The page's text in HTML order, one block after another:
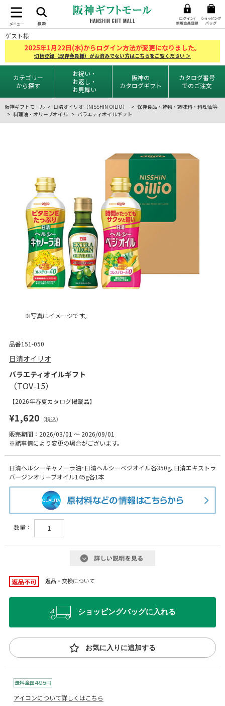
ゲスト様
2025年1月22日(水)からログイン方法が変更になりました。
切替登録（既存会員様）がお済みでない方はこちらをご覧ください ＞
カテゴリー
から探す
お祝い・
お返し・
お見舞い
阪神の
カタログギフト
カタログ番号
でのご注文
阪神ギフトモール 日清オイリオ（NISSHIN OILIO）
保存食品・乾物・調味料・料理油等
料理油・オリーブオイル
バラエティオイルギフト
※写真はイメージです。
品番151-050
日清オイリオ
バラエティオイルギフト
【2026年春夏カタログ掲載品】
¥1,620 （税込）
販売期間：2026/03/01 ～ 2026/09/01
※諸事情により変更の場合がございます。
日清ヘルシーキャノーラ油･日清ヘルシーベジオイル各350g､日清エキストラ
バージンオリーブオイル145g各1本
数量：
返品・交換について
ショッピングバッグに入れる
お気に入りに追加する
アイコンについて詳しくはこちら